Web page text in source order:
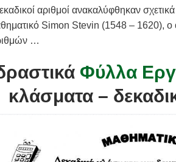
αριθμοί ανακαλύφθηκαν
Simon Stevin (1548 – 1620), ο
…
Φύλλα
κλάσματα –